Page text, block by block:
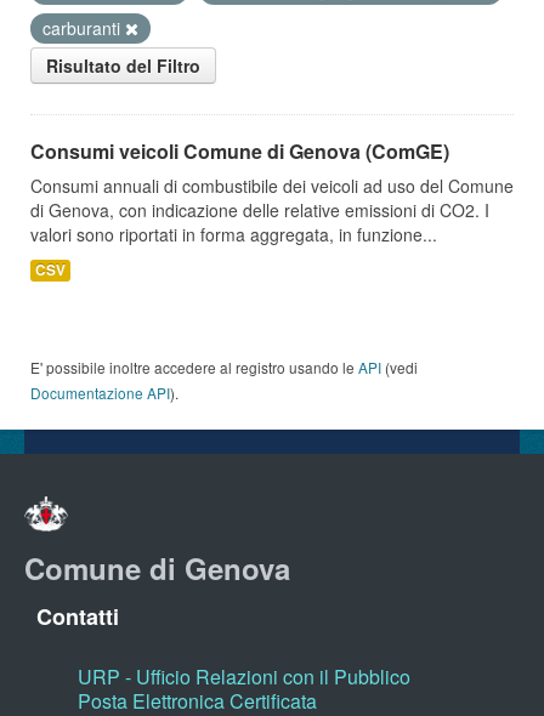
carburanti
Risultato del Filtro
Consumi veicoli Comune di Genova (ComGE)
Consumi annuali di combustibile dei veicoli ad uso del Comune
di Genova, con indicazione delle relative emissioni di CO2. I
valori sono riportati in forma aggregata, in funzione...
CSV
E' possibile inoltre accedere al registro usando le API (vedi
Documentazione API).
Comune di Genova
Contatti
URP - Ufficio Relazioni con il Pubblico
Posta Elettronica Certificata